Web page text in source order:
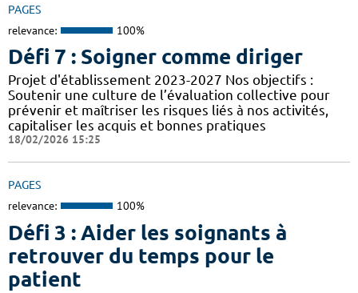
PAGES
relevance: 100%
Défi 7 : Soigner comme diriger
Projet d'établissement 2023-2027 Nos objectifs :
Soutenir une culture de l’évaluation collective pour
prévenir et maîtriser les risques liés à nos activités,
capitaliser les acquis et bonnes pratiques
18/02/2026 15:25
PAGES
relevance: 100%
Défi 3 : Aider les soignants à
retrouver du temps pour le
patient